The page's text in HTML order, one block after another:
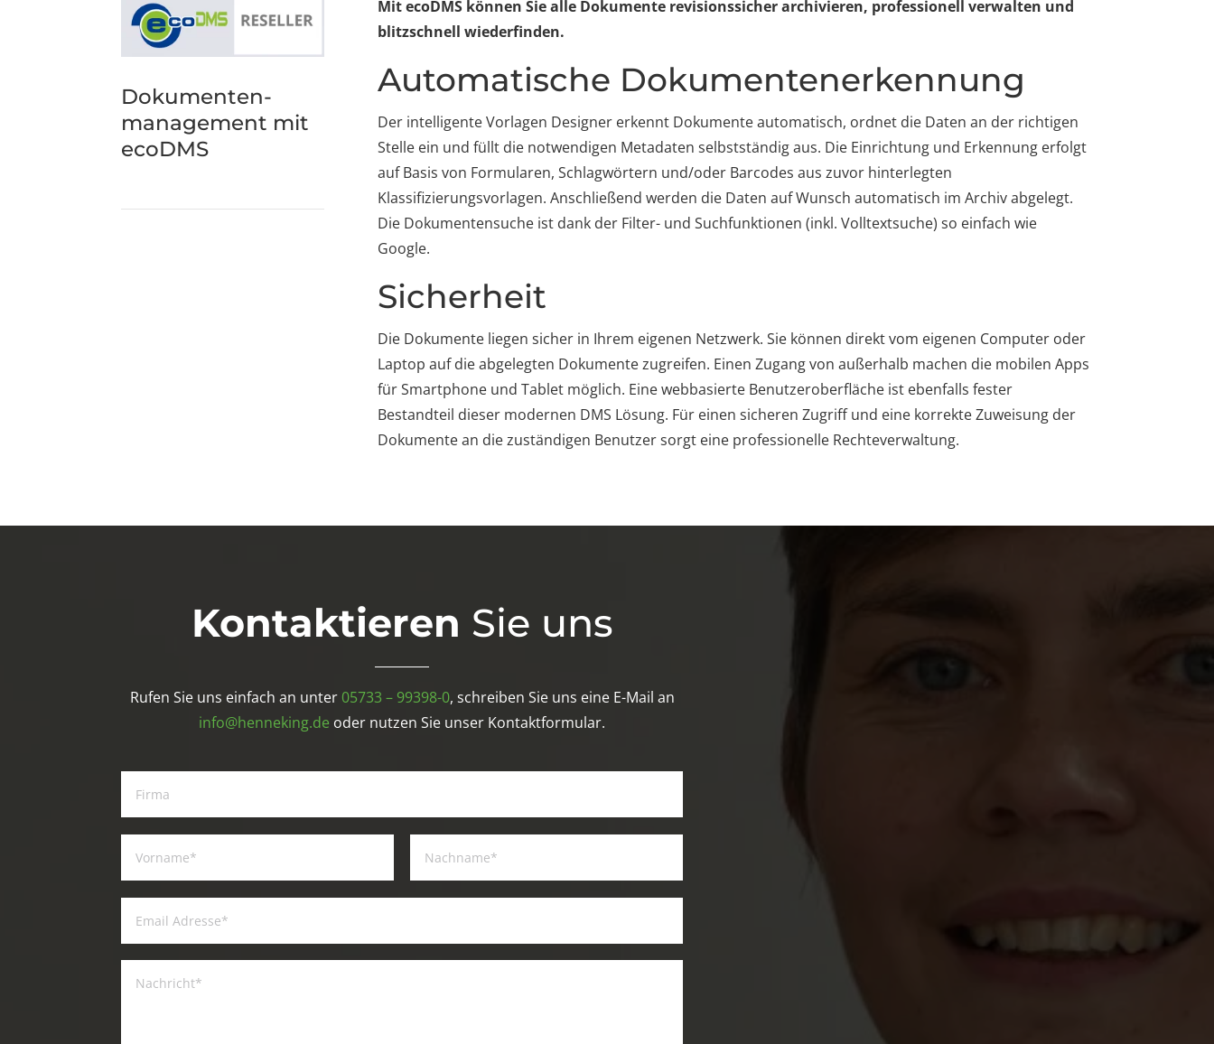
Dokumenten-
management mit
ecoDMS
Mit ecoDMS können Sie alle Dokumente revisionssicher archivieren, professionell verwalten und
blitzschnell wiederfinden.
Automatische Dokumentenerkennung
Der intelligente Vorlagen Designer erkennt Dokumente automatisch, ordnet die Daten an der richtigen
Stelle ein und füllt die notwendigen Metadaten selbstständig aus. Die Einrichtung und Erkennung erfolgt
auf Basis von Formularen, Schlagwörtern und/oder Barcodes aus zuvor hinterlegten
Klassifizierungsvorlagen. Anschließend werden die Daten auf Wunsch automatisch im Archiv abgelegt.
Die Dokumentensuche ist dank der Filter- und Suchfunktionen (inkl. Volltextsuche) so einfach wie
Google.
Sicherheit
Die Dokumente liegen sicher in Ihrem eigenen Netzwerk. Sie können direkt vom eigenen Computer oder
Laptop auf die abgelegten Dokumente zugreifen. Einen Zugang von außerhalb machen die mobilen Apps
für Smartphone und Tablet möglich. Eine webbasierte Benutzeroberfläche ist ebenfalls fester
Bestandteil dieser modernen DMS Lösung. Für einen sicheren Zugriff und eine korrekte Zuweisung der
Dokumente an die zuständigen Benutzer sorgt eine professionelle Rechteverwaltung.
Kontaktieren Sie uns
Rufen Sie uns einfach an unter 05733 – 99398-0, schreiben Sie uns eine E-Mail an
info@henneking.de oder nutzen Sie unser Kontaktformular.